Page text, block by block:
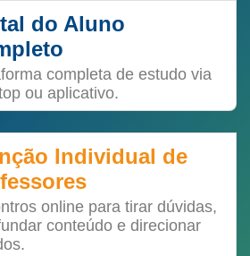
do Aluno
completa de estudo via
ou aplicativo.
Individual de
online para tirar dúvidas,
conteúdo e direcionar